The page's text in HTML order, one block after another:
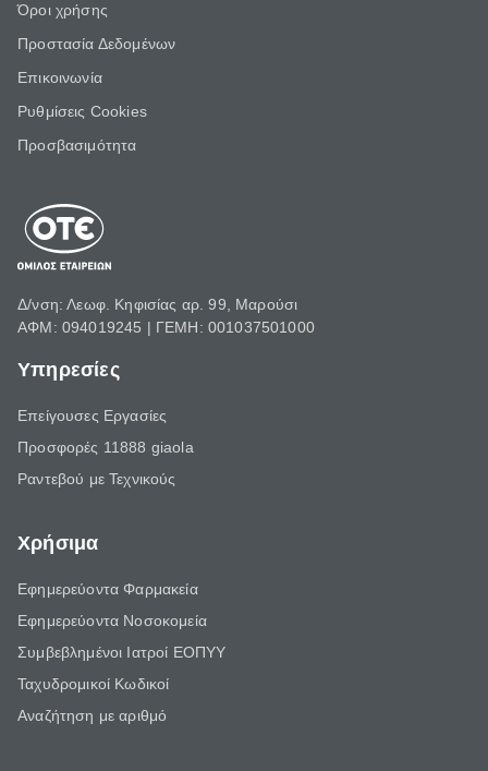
Όροι χρήσης
Προστασία Δεδομένων
Επικοινωνία
Ρυθμίσεις Cookies
Προσβασιμότητα
Δ/νση: Λεωφ. Κηφισίας αρ. 99, Μαρούσι
ΑΦΜ: 094019245 | ΓΕΜΗ: 001037501000
Υπηρεσίες
Επείγουσες Εργασίες
Προσφορές 11888 giaola
Ραντεβού με Τεχνικούς
Χρήσιμα
Εφημερεύοντα Φαρμακεία
Εφημερεύοντα Νοσοκομεία
Συμβεβλημένοι Ιατροί ΕΟΠΥΥ
Ταχυδρομικοί Κωδικοί
Αναζήτηση με αριθμό